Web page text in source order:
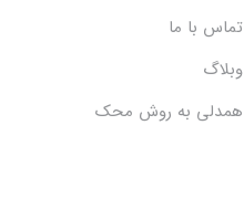
تماس با ما
وبلاگ
همدلی به روش محک